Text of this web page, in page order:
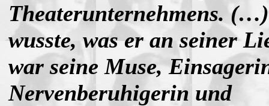
Theaterunternehmens.
wusste, was er an seiner
war seine Muse,
Nervenberuhigerin und